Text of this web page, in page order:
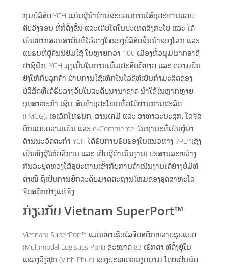
ກຸ່ມບໍລິສັດ YCH ແມ່ນຜູ້ນໍາດ້ານຂະບວນການໂສ້ອຸປະທານແບບ
ຄົບວົງຈອນ ທີ່ກໍ່ຕັ້ງຂຶ້ນ ແລະເຕີບໂຕໃນປະເທດສິງກະໂປ ແລະ ໄດ້
ເປັນພາກສ່ວນສຳຄັນທີ່ໄວ້ວາງໃຈຂອງບໍລິສັດຊັ້ນນຳຂອງໂລກ ແລະ
ແບຣນທີ່ຜູ້ຄົນນິຍົມໃຊ້ ໃນຫຼາຍກວ່າ 100 ເມືອງທົ່ວພູມິພາກອາຊີ
ປາຊີຟິກ. YCH ມຸ່ງເນັ້ນໃນການເພີ່ມປະສິດຕິພາບ ແລະ ຄວາມຍືນ
ຍົງໃຫ້ກັບລູກຄ້າ ຜ່ານການໃຊ້ເທັກໂນໂລຊີທີ່ເປັນກຳມະສິດຂອງ
ບໍລິສັດທີ່ໄດ້ຮັບລາງວັນໃນລະດັບນານາຊາດ ນຳໃຊ້ໃນຫຼາກຫຼາຍ
ອຸດສາຫະກຳ ເຊັ່ນ: ສິນຄ້າອຸປະໂພກທີ່ບໍ່ໄດ້ຜ່ານການຜະລິດ
(FMCG), ເອເລັກໂທຣນິກ, ສານເຄມີ ແລະ ສາທາລະນະສຸກ, ໂລຈິສ
ຕິກແບບຄວາມເຢັນ ແລະ e-Commerce. ໃນຖານະທີ່ເປັນຜູ້ນຳ
ດ້ານນະວັດຕະກຳ YCH ໄດ້ຮັບການຮັບຮອງໃນແນວທາງ 7PL™(ຊຶ່ງ
ເປັນທັງຜູ້ໃຫ້ບໍລິການ ແລະ ເປັນຜູ້ດຳເນີນງານ) ປະສານລະຫວ່າງ
ກົນລະຍຸດຫ່ວງໂສ້ອຸປະທານເຂົ້າກັບການດຳເນີນງານໄດ້ຢ່າງບໍ່ມີທີ່
ຕຳໜິ ຖືເປັນການຍົກລະດັບມາດຕະຖານໃຫມ່ຂອງອຸດສາຫະໂລ
ຈິດສຕິກຢ່າງແທ້ຈິງ.
ກ່ຽວກັບ Vietnam SuperPort™
Vietnam SuperPort™ ແມ່ນທ່າເຮືອໂລຈິດສຕິກຫລາຍຮູບແບບ
(Multimodal Logistics Port) ຂະໜາດ 83 ເຮັກຕາ ທີ່ຕັ້ງຢູ່ໃນ
ແຂວງວິງຟຸກ (Vinh Phuc) ຂອງປະເທດຫວຽດນາມ ໂດຍເປັນພັດ